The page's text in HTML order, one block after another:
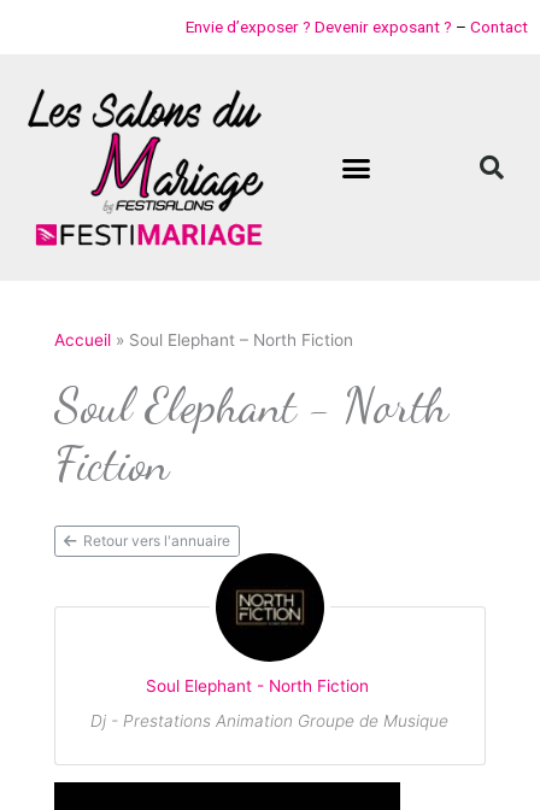
Envie d’exposer ? Devenir exposant ? – Contact
Accueil Soul Elephant – North Fiction
Soul Elephant - North
Fiction
Retour vers l'annuaire
Soul Elephant - North Fiction
Dj - Prestations Animation Groupe de Musique